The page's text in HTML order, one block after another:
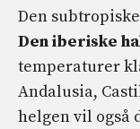
Den
Den iberiske
temperaturer
Andalusia,
helgen vil også